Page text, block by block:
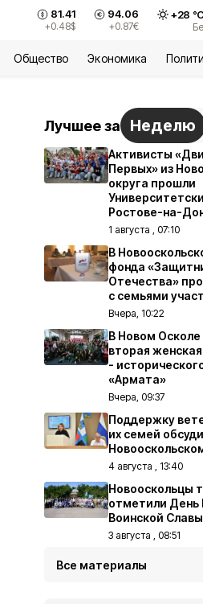
81.41
+0.48$
94.06
+0.87€
+28
Общество Экономика
Лучшее за Неделю
Активисты
Первых» из
округа прошли
Ростове-на-
1 августа , 07:10
В
фонда
Отечества»
с семьями
Вчера, 10:22
В Новом
вторая
-
«Армата»
Вчера, 09:37
Поддержку
их семей
4 августа , 13:40
Новооскольцы
отметили День
Воинской Славы
3 августа , 08:51
Все материалы